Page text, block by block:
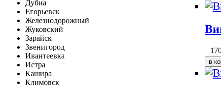
Дубна
Егорьевск
Железнодорожный
Жуковский
Зарайск
Звенигород
Ивантеевка
Истра
Кашира
Климовск